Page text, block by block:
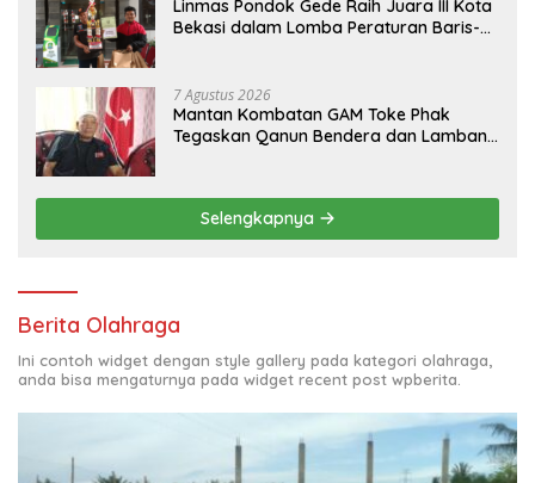
Linmas Pondok Gede Raih Juara III Kota
Bekasi dalam Lomba Peraturan Baris-
7 Agustus 2026
Mantan Kombatan GAM Toke Phak
Tegaskan Qanun Bendera dan Lambang
Selengkapnya
Berita Olahraga
Ini contoh widget dengan style gallery pada kategori olahraga,
anda bisa mengaturnya pada widget recent post wpberita.